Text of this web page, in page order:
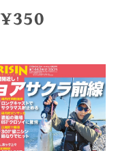
¥350